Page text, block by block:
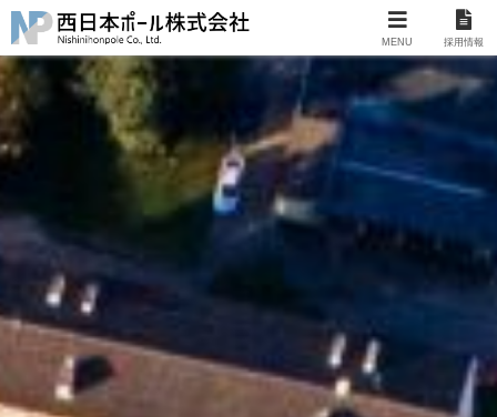
MENU 採用情報